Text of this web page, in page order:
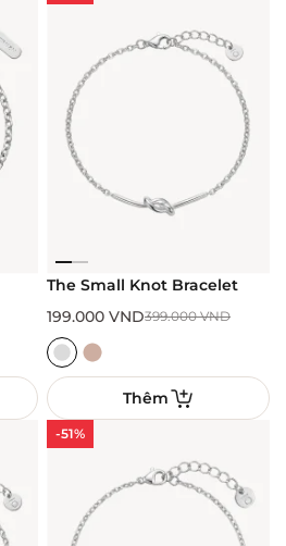
The Small Knot Bracelet
399.000VND
199.000 VND
Thêm
-51%